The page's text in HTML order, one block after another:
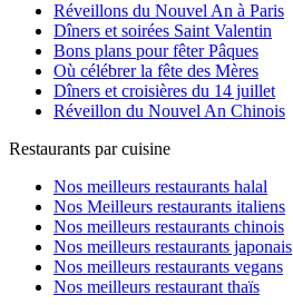
Réveillons du Nouvel An à Paris
Dîners et soirées Saint Valentin
Bons plans pour fêter Pâques
Où célébrer la fête des Mères
Dîners et croisières du 14 juillet
Réveillon du Nouvel An Chinois
Restaurants par cuisine
Nos meilleurs restaurants halal
Nos Meilleurs restaurants italiens
Nos meilleurs restaurants chinois
Nos meilleurs restaurants japonais
Nos meilleurs restaurants vegans
Nos meilleurs restaurant thaïs